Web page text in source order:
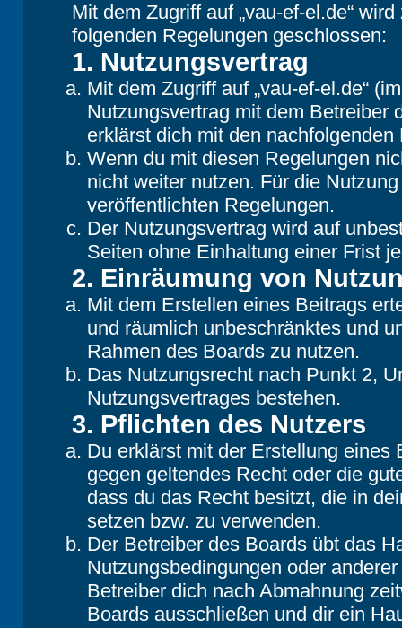
Mit dem Zugriff auf „vau-ef-el.de“
folgenden Regelungen geschlossen:
1. Nutzungsvertrag
Mit dem Zugriff auf „vau-ef-el.de“
Nutzungsvertrag mit dem Betreiber
erklärst dich mit den
Wenn du mit diesen Regelungen
nicht weiter nutzen. Für die
veröffentlichten Regelungen.
Der Nutzungsvertrag wird auf
Seiten ohne Einhaltung einer Frist
2. Einräumung von
Mit dem Erstellen eines Beitrags
und räumlich unbeschränktes und
Rahmen des Boards zu nutzen.
Das Nutzungsrecht nach Punkt 2,
Nutzungsvertrages bestehen.
3. Pflichten des Nutzers
Du erklärst mit der Erstellung eines
gegen geltendes Recht oder die
dass du das Recht besitzt, die in
setzen bzw. zu verwenden.
Der Betreiber des Boards übt das
Nutzungsbedingungen oder
Betreiber dich nach Abmahnung
Boards ausschließen und dir ein